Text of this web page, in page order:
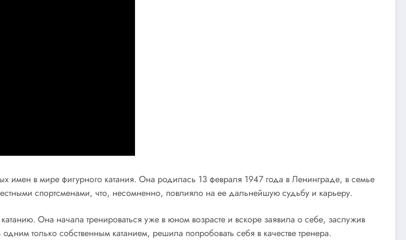
имен в мире фигурного катания. Она родилась 13 февраля 1947 года в Ленинграде, в семье
спортсменами, что, несомненно, повлияло на ее дальнейшую судьбу и карьеру.
Она начала тренироваться уже в юном возрасте и вскоре заявила о себе, заслужив
только собственным катанием, решила попробовать себя в качестве тренера.